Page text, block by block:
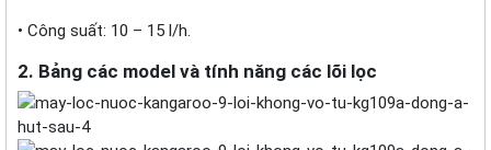
• Công suất: 10 – 15 l/h.
2. Bảng các model và tính năng các lõi lọc